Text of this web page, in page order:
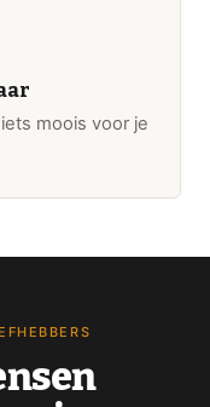
moois voor je